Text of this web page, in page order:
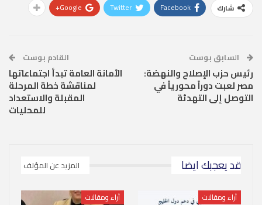
شارك Facebook
Twitter
Google+
السابق بوست
رئيس حزب الإصلاح والنهضة:
مصر لعبت دوراً محورياً في
التوصل إلى التهدئة
القادم بوست
الأمانة العامة تبدأ اجتماعاتها
لمناقشة خطة المرحلة
المقبلة والاستعداد
للمحليات
قد يعجبك ايضا المزيد عن المؤلف
آراء ومقالات آراء ومقالات